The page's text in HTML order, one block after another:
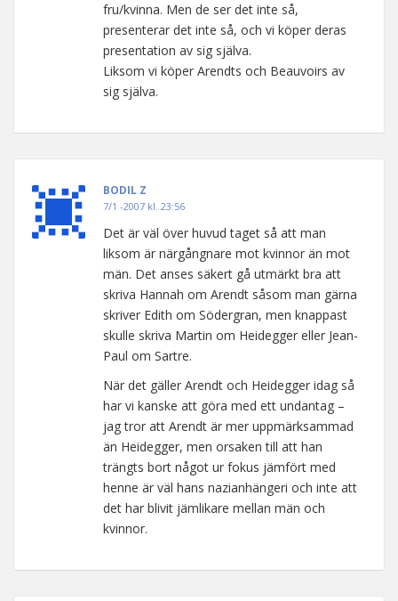
fru/kvinna. Men de ser det inte så,
presenterar det inte så, och vi köper deras
presentation av sig själva.
Liksom vi köper Arendts och Beauvoirs av
sig själva.
BODIL Z
7/1 -2007 kl. 23:56
Det är väl över huvud taget så att man
liksom är närgångnare mot kvinnor än mot
män. Det anses säkert gå utmärkt bra att
skriva Hannah om Arendt såsom man gärna
skriver Edith om Södergran, men knappast
skulle skriva Martin om Heidegger eller Jean-
Paul om Sartre.
När det gäller Arendt och Heidegger idag så
har vi kanske att göra med ett undantag –
jag tror att Arendt är mer uppmärksammad
än Heidegger, men orsaken till att han
trängts bort något ur fokus jämfört med
henne är väl hans nazianhängeri och inte att
det har blivit jämlikare mellan män och
kvinnor.